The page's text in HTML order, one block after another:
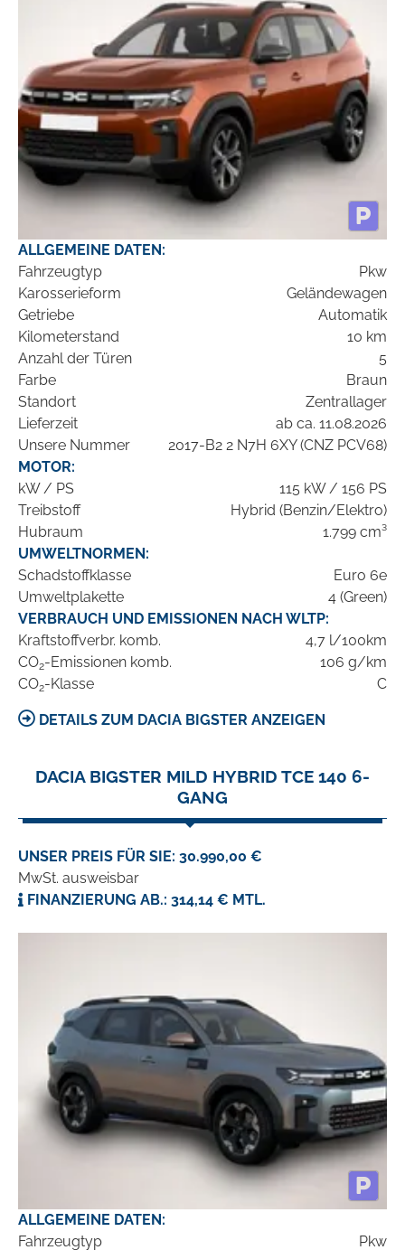
ALLGEMEINE DATEN:
Fahrzeugtyp
Pkw
Karosserieform
Geländewagen
Getriebe
Automatik
Kilometerstand
10 km
Anzahl der Türen
5
Farbe
Braun
Standort
Zentrallager
Lieferzeit
ab ca. 11.08.2026
Unsere Nummer
2017-B2 2 N7H 6XY (CNZ PCV68)
MOTOR:
kW / PS
115 kW / 156 PS
Treibstoff
Hybrid (Benzin/Elektro)
Hubraum
1.799 cm³
UMWELTNORMEN:
Schadstoffklasse
Euro 6e
Umweltplakette
4 (Green)
VERBRAUCH UND EMISSIONEN NACH WLTP:
Kraftstoffverbr. komb.
4,7 l/100km
CO2-Emissionen komb.
106 g/km
CO2-Klasse C
DETAILS ZUM DACIA BIGSTER ANZEIGEN
DACIA BIGSTER MILD HYBRID TCE 140 6-
GANG
UNSER PREIS FÜR SIE: 30.990,00 €
MwSt. ausweisbar
FINANZIERUNG AB.: 314,14 € MTL.
ALLGEMEINE DATEN:
Fahrzeugtyp
Pkw